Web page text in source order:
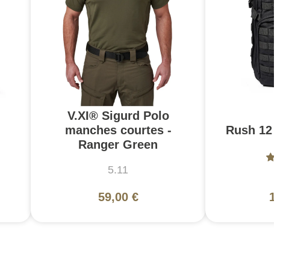
V.XI® Sigurd Polo
manches courtes -
Ranger Green
5.11
59,00 €
Rush 12